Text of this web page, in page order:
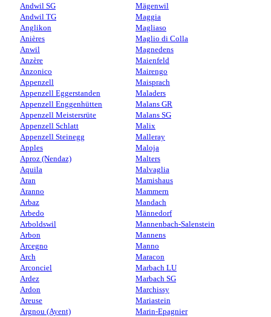
Andwil SG
Andwil TG
Anglikon
Anières
Anwil
Anzère
Anzonico
Appenzell
Appenzell Eggerstanden
Appenzell Enggenhütten
Appenzell Meistersrüte
Appenzell Schlatt
Appenzell Steinegg
Apples
Aproz (Nendaz)
Aquila
Aran
Aranno
Arbaz
Arbedo
Arboldswil
Arbon
Arcegno
Arch
Arconciel
Ardez
Ardon
Areuse
Argnou (Ayent)
Mägenwil
Maggia
Magliaso
Maglio di Colla
Magnedens
Maienfeld
Mairengo
Maisprach
Maladers
Malans GR
Malans SG
Malix
Malleray
Maloja
Malters
Malvaglia
Mamishaus
Mammern
Mandach
Männedorf
Mannenbach-Salenstein
Mannens
Manno
Maracon
Marbach LU
Marbach SG
Marchissy
Mariastein
Marin-Epagnier